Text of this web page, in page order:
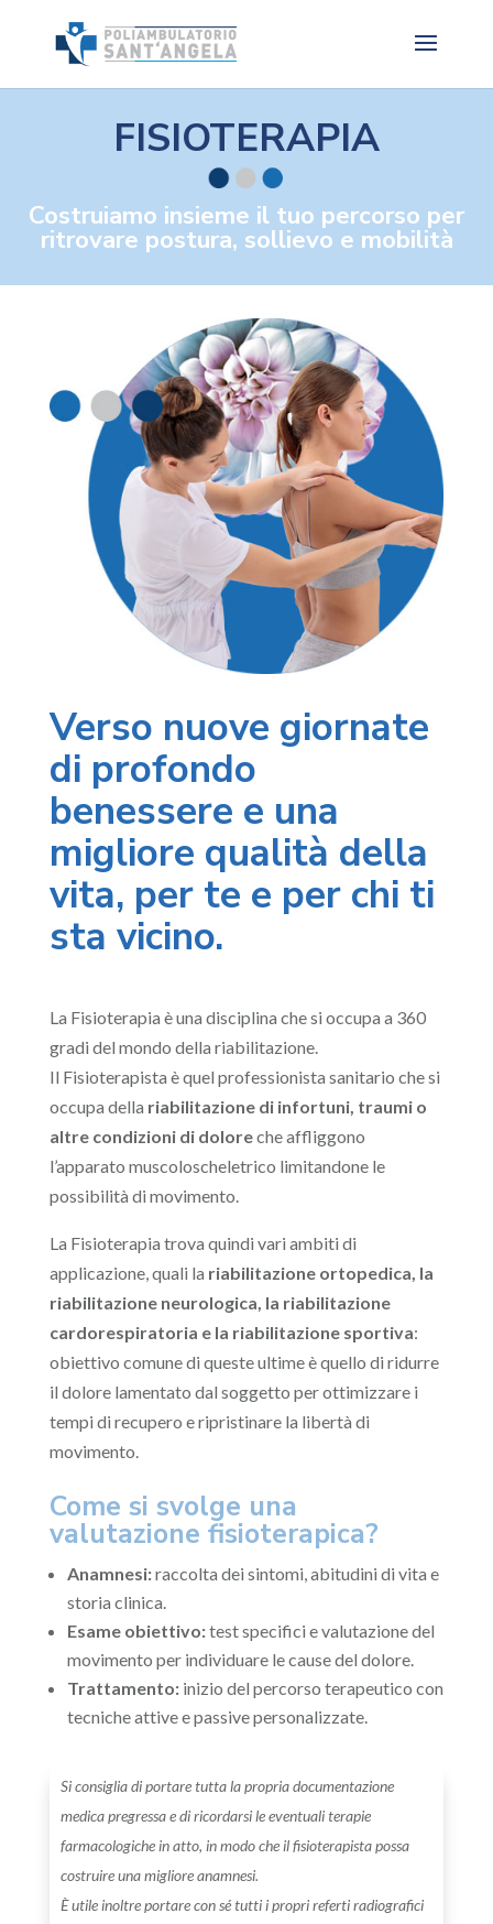
FISIOTERAPIA
Costruiamo insieme il tuo percorso per
ritrovare postura, sollievo e mobilità
Verso nuove giornate
di profondo
benessere e una
migliore qualità della
vita, per te e per chi ti
sta vicino.
La Fisioterapia è una disciplina che si occupa a 360
gradi del mondo della riabilitazione.
Il Fisioterapista è quel professionista sanitario che si
occupa della riabilitazione di infortuni, traumi o
altre condizioni di doloreche affliggono
l’apparato muscoloscheletrico limitandone le
possibilità di movimento.
La Fisioterapia trova quindi vari ambiti di
applicazione, quali la riabilitazione ortopedica, la
riabilitazione neurologica, la riabilitazione
cardorespiratoria e la riabilitazione sportiva:
obiettivo comune di queste ultime è quello di ridurre
il dolore lamentato dal soggetto per ottimizzare i
tempi di recupero e ripristinare la libertà di
movimento.
Come si svolge una
valutazione fisioterapica?
Anamnesi:raccolta dei sintomi, abitudini di vita e
storia clinica.
Esame obiettivo:test specifici e valutazione del
movimento per individuare le cause del dolore.
Trattamento:inizio del percorso terapeutico con
tecniche attive e passive personalizzate.
Si consiglia di portare tutta la propria documentazione
medica pregressa e di ricordarsi le eventuali terapie
farmacologiche in atto, in modo che il fisioterapista possa
costruire una migliore anamnesi.
È utile inoltre portare con sé tutti i propri referti radiografici